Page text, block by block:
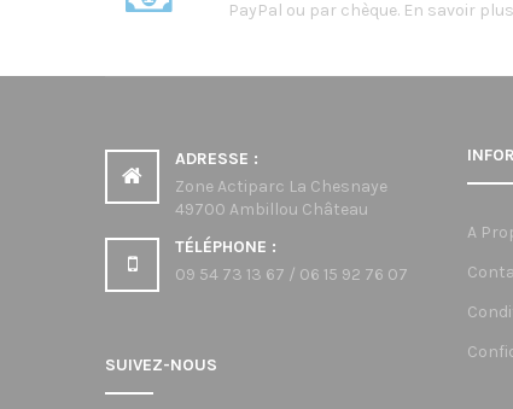
PayPal ou par chèque. En savoir plus
ADRESSE :
Zone Actiparc La Chesnaye
49700 Ambillou Château
TÉLÉPHONE :
09 54 73 13 67 / 06 15 92 76 07
SUIVEZ-NOUS
A